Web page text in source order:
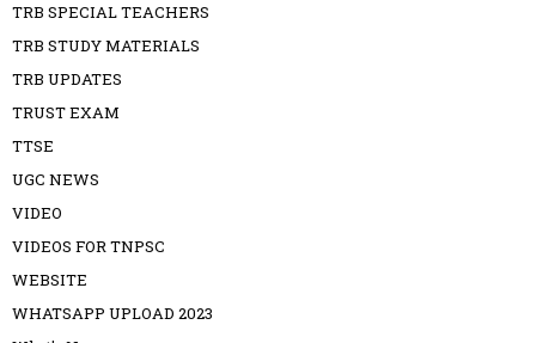
TRB SPECIAL TEACHERS
TRB STUDY MATERIALS
TRB UPDATES
TRUST EXAM
TTSE
UGC NEWS
VIDEO
VIDEOS FOR TNPSC
WEBSITE
WHATSAPP UPLOAD 2023